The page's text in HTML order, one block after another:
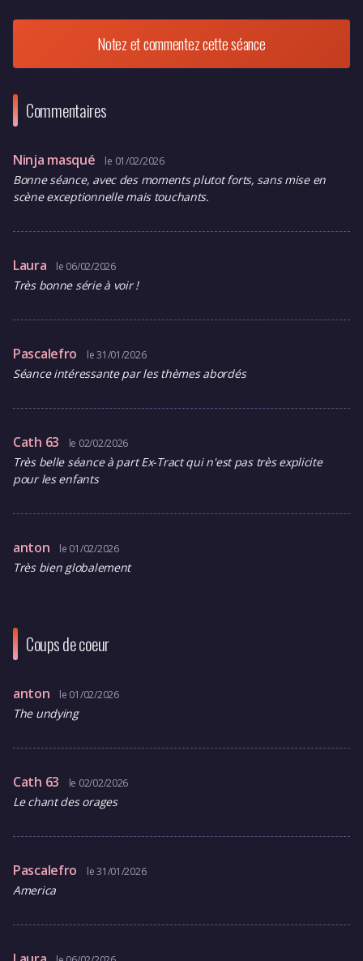
Notez et commentez cette séance
Commentaires
Ninja masqué le 01/02/2026
Bonne séance, avec des moments plutot forts, sans mise en
scène exceptionnelle mais touchants.
Laura le 06/02/2026
Très bonne série à voir !
Pascalefro le 31/01/2026
Séance intéressante par les thèmes abordés
Cath 63 le 02/02/2026
Très belle séance à part Ex-Tract qui n'est pas très explicite
pour les enfants
anton le 01/02/2026
Très bien globalement
Coups de coeur
anton le 01/02/2026
The undying
Cath 63 le 02/02/2026
Le chant des orages
Pascalefro le 31/01/2026
America